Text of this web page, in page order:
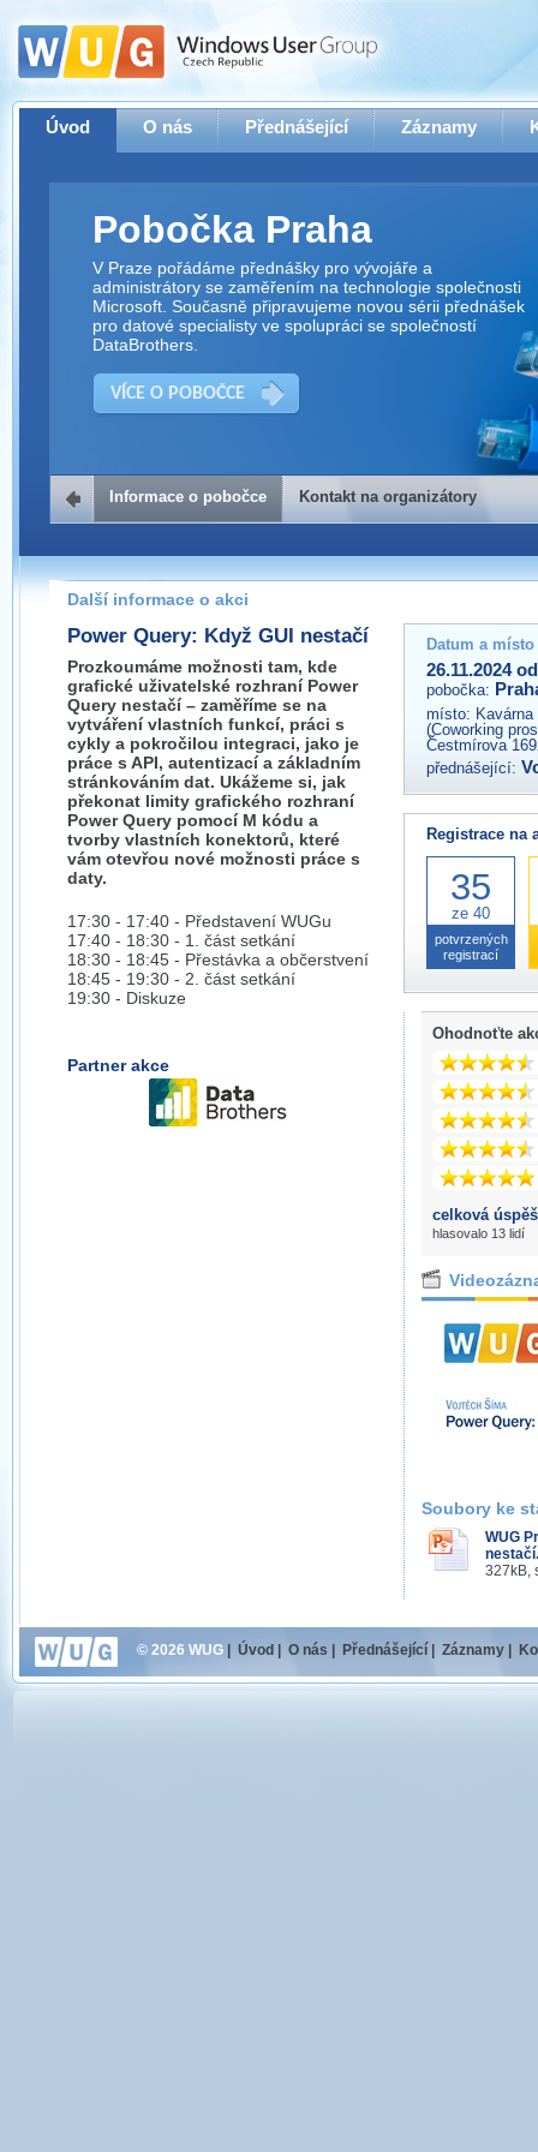
Úvod O nás Přednášející Záznamy
Pobočka Praha
V Praze pořádáme přednášky pro vývojáře a
administrátory se zaměřením na technologie společnosti
Microsoft. Současně připravujeme novou sérii přednášek
pro datové specialisty ve spolupráci se společností
DataBrothers.
VÍCE O POBOČCE
Kontakt na organizátory
Pokud máte jakýkoliv dotaz na organizátory této akce,
prosím neváhejte nás kontaktovat na e-mailu:
praha@wug.cz
Informace o pobočce Kontakt na organizátory
Další informace o akci
Power Query: Když GUI nestačí
Prozkoumáme možnosti tam, kde
grafické uživatelské rozhraní Power
Query nestačí – zaměříme se na
vytváření vlastních funkcí, práci s
cykly a pokročilou integraci, jako je
práce s API, autentizací a základním
stránkováním dat. Ukážeme si, jak
překonat limity grafického rozhraní
Power Query pomocí M kódu a
tvorby vlastních konektorů, které
vám otevřou nové možnosti práce s
daty.
17:30 - 17:40 - Představení WUGu
17:40 - 18:30 - 1. část setkání
18:30 - 18:45 - Přestávka a občerstvení
18:45 - 19:30 - 2. část setkání
19:30 - Diskuze
Partner akce
Datum a
26.11.2024
pobočka:
místo:
(Coworking
Čestmírova
přednášející:
Registrace na
35
ze 40
potvrzených
registrací
Ohodnoťte
celková
hlasovalo 13 lidí
Soubory ke
WUG
327kB,
© 2026 WUG Úvod O nás Přednášející Záznamy